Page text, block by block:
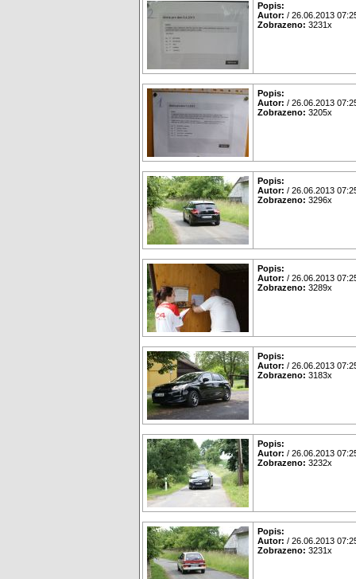
Popis:
Autor: / 26.06.2013
Zobrazeno: 3231x
Popis:
Autor: / 26.06.2013
Zobrazeno: 3205x
Popis:
Autor: / 26.06.2013
Zobrazeno: 3296x
Popis:
Autor: / 26.06.2013
Zobrazeno: 3289x
Popis:
Autor: / 26.06.2013
Zobrazeno: 3183x
Popis:
Autor: / 26.06.2013
Zobrazeno: 3232x
Popis:
Autor: / 26.06.2013
Zobrazeno: 3231x